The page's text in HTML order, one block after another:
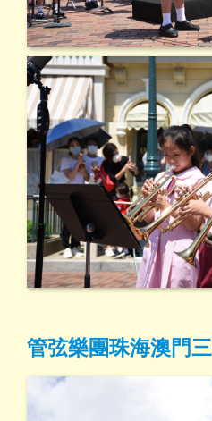
管弦樂團珠海澳門